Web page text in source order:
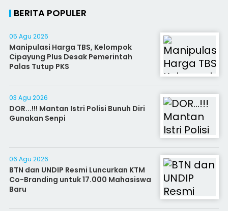
BERITA POPULER
05 Agu 2026
Manipulasi Harga TBS, Kelompok
Cipayung Plus Desak Pemerintah
Palas Tutup PKS
03 Agu 2026
DOR...!!! Mantan Istri Polisi Bunuh Diri
Gunakan Senpi
06 Agu 2026
BTN dan UNDIP Resmi Luncurkan KTM
Co-Branding untuk 17.000 Mahasiswa
Baru